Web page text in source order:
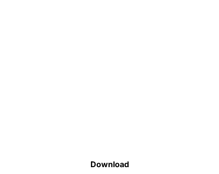
Download